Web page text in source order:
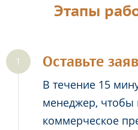
Этапы
Оставьте
В течение 15
менеджер, чтобы
коммерческое